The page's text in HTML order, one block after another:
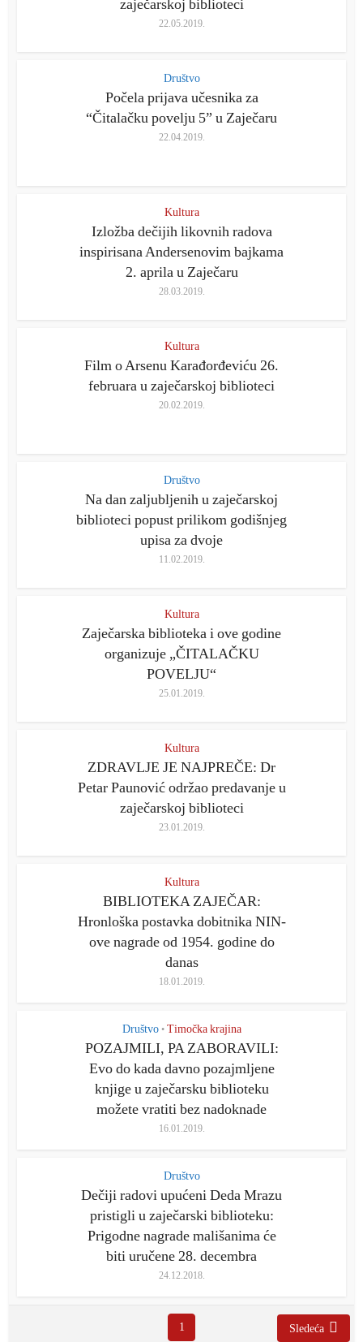
zaječarskoj biblioteci
22.05.2019.
Društvo
Počela prijava učesnika za
“Čitalačku povelju 5” u Zaječaru
22.04.2019.
Kultura
Izložba dečijih likovnih radova
inspirisana Andersenovim bajkama
2. aprila u Zaječaru
28.03.2019.
Kultura
Film o Arsenu Karađorđeviću 26.
februara u zaječarskoj biblioteci
20.02.2019.
Društvo
Na dan zaljubljenih u zaječarskoj
biblioteci popust prilikom godišnjeg
upisa za dvoje
11.02.2019.
Kultura
Zaječarska biblioteka i ove godine
organizuje „ČITALAČKU
POVELJU“
25.01.2019.
Kultura
ZDRAVLJE JE NAJPREČE: Dr
Petar Paunović održao predavanje u
zaječarskoj biblioteci
23.01.2019.
Kultura
BIBLIOTEKA ZAJEČAR:
Hronloška postavka dobitnika NIN-
ove nagrade od 1954. godine do
danas
18.01.2019.
Društvo • Timočka krajina
POZAJMILI, PA ZABORAVILI:
Evo do kada davno pozajmljene
knjige u zaječarsku biblioteku
možete vratiti bez nadoknade
16.01.2019.
Društvo
Dečiji radovi upućeni Deda Mrazu
pristigli u zaječarski biblioteku:
Prigodne nagrade mališanima će
biti uručene 28. decembra
24.12.2018.
1 Sledeća